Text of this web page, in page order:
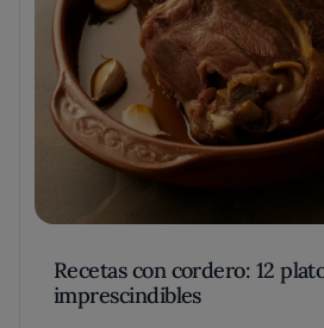
Recetas con cordero: 12
imprescindibles